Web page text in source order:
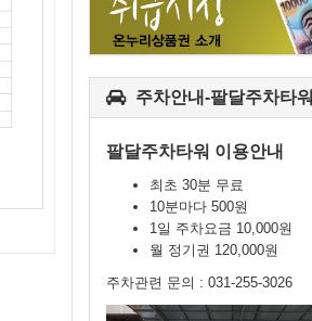
주차안내-팔달주차타워
팔달주차타워 이용안내
최초 30분 무료
10분마다 500원
1일 주차요금 10,000원
월 정기권 120,000원
주차관련 문의 : 031-255-3026